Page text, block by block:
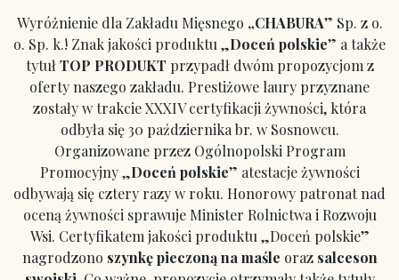
Wyróżnienie dla Zakładu Mięsnego „CHABURA” Sp. z o.
o. Sp. k.! Znak jakości produktu „Doceń polskie” a także
tytułTOP PRODUKT przypadł dwóm propozycjom z
oferty naszego zakładu. Prestiżowe laury przyznane
zostały w trakcie XXXIV certyfikacji żywności, która
odbyła się 30 października br. w Sosnowcu.
Organizowane przez Ogólnopolski Program
Promocyjny „Doceń polskie” atestacje żywności
odbywają się cztery razy w roku. Honorowy patronat nad
oceną żywności sprawuje Minister Rolnictwa i Rozwoju
Wsi. Certyfikatem jakości produktu „Doceń polskie”
nagrodzono szynkę pieczoną na maśle oraz salceson